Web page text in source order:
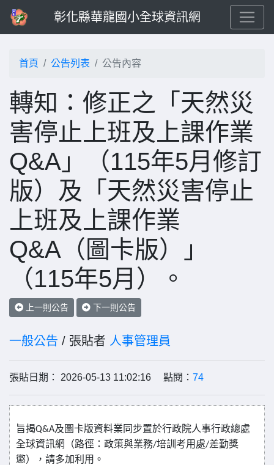
彰化縣華龍國小全球資訊網
首頁 公告列表 公告內容
轉知：修正之「天然災
害停止上班及上課作業
Q&A」（115年5月修訂
版）及「天然災害停止
上班及上課作業
Q&A（圖卡版）」
（115年5月）。
上一則公告 下一則公告
一般公告 / 張貼者 人事管理員
張貼日期： 2026-05-13 11:02:16 點閱： 74
旨揭Q&A及圖卡版資料業同步置於行政院人事行政總處
全球資訊網（路徑：政策與業務/培訓考用處/差勤獎
懲），請多加利用。